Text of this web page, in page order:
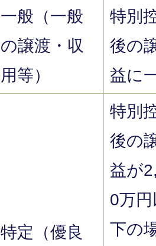
一般（一般
の譲渡・収
用等）
特別
後の
益に
特定（優良
特別
後の
益が
0万
下の